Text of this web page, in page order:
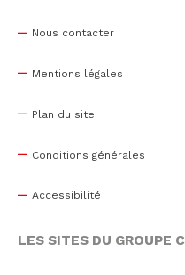
Nous contacter
Mentions légales
Plan du site
Conditions générales
Accessibilité
LES SITES DU GROUPE